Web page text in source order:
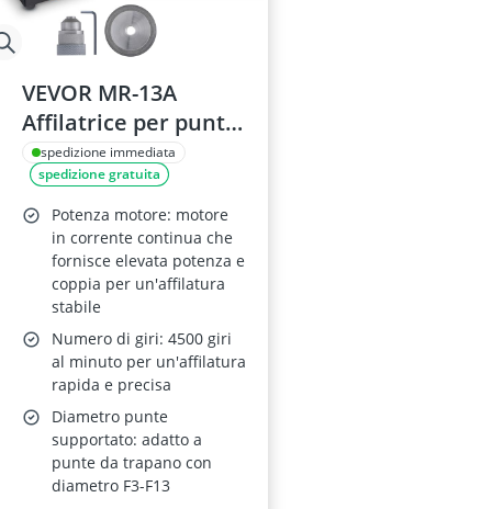
VEVOR MR-13A
Affilatrice per punte
da trapano 3–13 mm,
angolo 95–135°,
portatile, con 11
pinze, ruota CBN per
HSS
spedizione immediata
spedizione gratuita
Potenza motore: motore
in corrente continua che
fornisce elevata potenza e
coppia per un'affilatura
stabile
Numero di giri: 4500 giri
al minuto per un'affilatura
rapida e precisa
Diametro punte
supportato: adatto a
punte da trapano con
diametro F3-F13